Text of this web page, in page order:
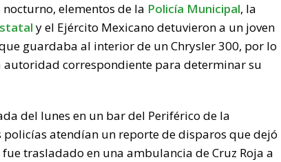
elementos de la Policía Municipal, la
y el Ejército Mexicano detuvieron a un joven
guardaba al interior de un Chrysler 300, por lo
correspondiente para determinar su
del lunes en un bar del Periférico de la
policías atendían un reporte de disparos que dejó
trasladado en una ambulancia de Cruz Roja a